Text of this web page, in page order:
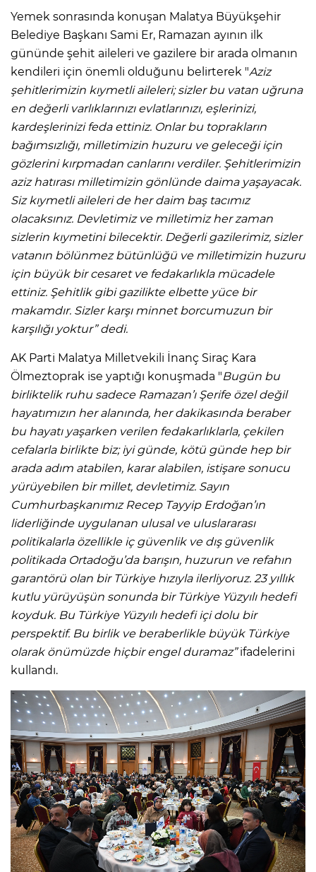
Yemek sonrasında konuşan Malatya Büyükşehir
Belediye Başkanı Sami Er, Ramazan ayının ilk
gününde şehit aileleri ve gazilere bir arada olmanın
kendileri için önemli olduğunu belirterek "Aziz
şehitlerimizin kıymetli aileleri; sizler bu vatan uğruna
en değerli varlıklarınızı evlatlarınızı, eşlerinizi,
kardeşlerinizi feda ettiniz. Onlar bu toprakların
bağımsızlığı, milletimizin huzuru ve geleceği için
gözlerini kırpmadan canlarını verdiler. Şehitlerimizin
aziz hatırası milletimizin gönlünde daima yaşayacak.
Siz kıymetli aileleri de her daim baş tacımız
olacaksınız. Devletimiz ve milletimiz her zaman
sizlerin kıymetini bilecektir. Değerli gazilerimiz, sizler
vatanın bölünmez bütünlüğü ve milletimizin huzuru
için büyük bir cesaret ve fedakarlıkla mücadele
ettiniz. Şehitlik gibi gazilikte elbette yüce bir
makamdır. Sizler karşı minnet borcumuzun bir
karşılığı yoktur” dedi.
AK Parti Malatya Milletvekili İnanç Siraç Kara
Ölmeztoprak ise yaptığı konuşmada "Bugün bu
birliktelik ruhu sadece Ramazan’ı Şerife özel değil
hayatımızın her alanında, her dakikasında beraber
bu hayatı yaşarken verilen fedakarlıklarla, çekilen
cefalarla birlikte biz; iyi günde, kötü günde hep bir
arada adım atabilen, karar alabilen, istişare sonucu
yürüyebilen bir millet, devletimiz. Sayın
Cumhurbaşkanımız Recep Tayyip Erdoğan’ın
liderliğinde uygulanan ulusal ve uluslararası
politikalarla özellikle iç güvenlik ve dış güvenlik
politikada Ortadoğu’da barışın, huzurun ve refahın
garantörü olan bir Türkiye hızıyla ilerliyoruz. 23 yıllık
kutlu yürüyüşün sonunda bir Türkiye Yüzyılı hedefi
koyduk. Bu Türkiye Yüzyılı hedefi içi dolu bir
perspektif. Bu birlik ve beraberlikle büyük Türkiye
olarak önümüzde hiçbir engel duramaz”ifadelerini
kullandı.